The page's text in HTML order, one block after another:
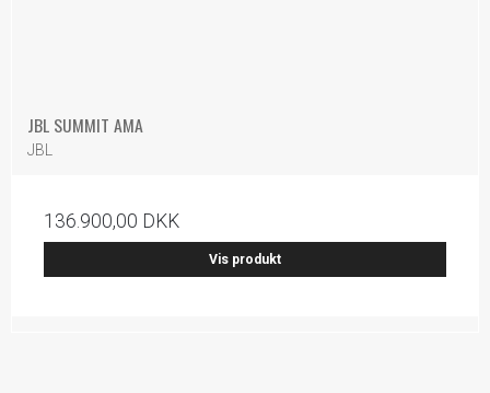
JBL SUMMIT AMA
JBL
136.900,00 DKK
Vis produkt